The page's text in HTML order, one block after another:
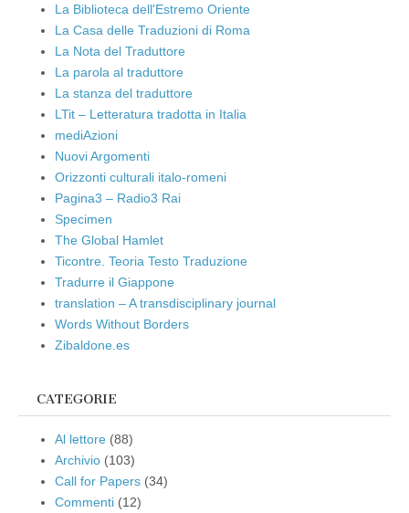
La Biblioteca dell'Estremo Oriente
La Casa delle Traduzioni di Roma
La Nota del Traduttore
La parola al traduttore
La stanza del traduttore
LTit – Letteratura tradotta in Italia
mediAzioni
Nuovi Argomenti
Orizzonti culturali italo-romeni
Pagina3 – Radio3 Rai
Specimen
The Global Hamlet
Ticontre. Teoria Testo Traduzione
Tradurre il Giappone
translation – A transdisciplinary journal
Words Without Borders
Zibaldone.es
CATEGORIE
Al lettore (88)
Archivio (103)
Call for Papers (34)
Commenti (12)